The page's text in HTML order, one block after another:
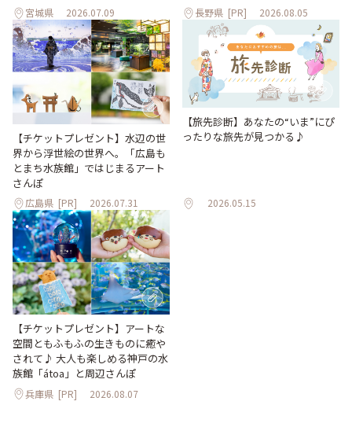
宮城県 2026.07.09 長野県 [PR] 2026.08.05
【チケットプレゼント】水辺の世
界から浮世絵の世界へ。「広島も
とまち水族館」ではじまるアート
さんぽ
広島県 [PR] 2026.07.31
【旅先診断】あなたの“いま”にぴ
ったりな旅先が見つかる♪
2026.05.15
【チケットプレゼント】アートな
空間ともふもふの生きものに癒や
されて♪ 大人も楽しめる神戸の水
族館「átoa」と周辺さんぽ
兵庫県 [PR] 2026.08.07